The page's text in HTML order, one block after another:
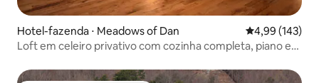
Hotel-fazenda ⋅ Meadows of Dan 4,99 de uma
4,99 (143)
Loft em celeiro privativo com cozinha completa, piano e